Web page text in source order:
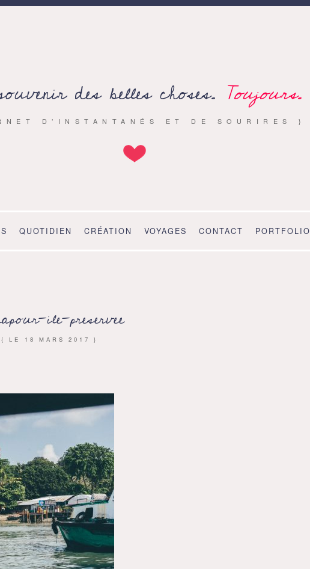
des belles choses. Toujours.
D’INSTANTANÉS ET DE SOURIRES }
QUOTIDIEN CRÉATION VOYAGES CONTACT PORTFOLIO
ile-preservee
{ LE 18 MARS 2017 }